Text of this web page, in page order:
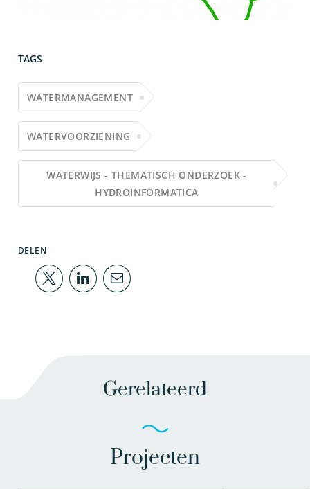
TAGS
WATERMANAGEMENT
WATERVOORZIENING
WATERWIJS - THEMATISCH ONDERZOEK -
HYDROINFORMATICA
DELEN
Gerelateerd
Projecten